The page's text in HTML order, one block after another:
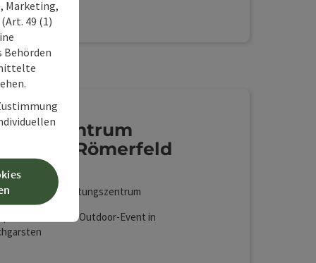
Römerfeld
, Veranstaltungszentrum
mit Outdoor-Event in
Marketing,
49 (1)
Behörden